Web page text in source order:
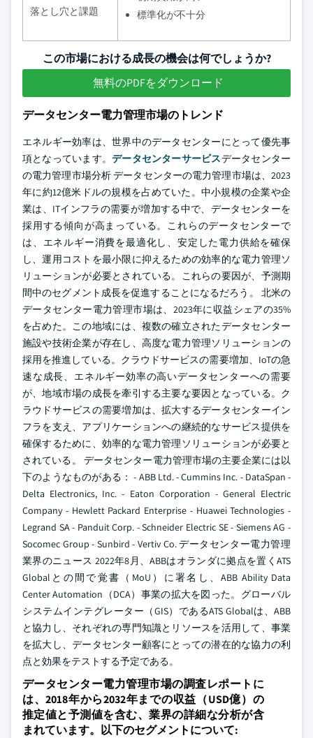
落とし穴と課題
標準化が不十分
この市場における成長の機会は何でしょうか?
無料のPDFをダウンロード
データセンター電力管理市場のトレンド
エネルギー効率は、世界中のデータセンターにとって優先事
項となっています。データセンターサービスデータセンター
の電力管理市場分析 データセンターの電力管理市場は、2023
年に約12億米ドルの規模を占めていた。中小規模の企業や企
業は、ITインフラの需要が増加する中で、データセンターを
採用する傾向が高まっている。これらのデータセンターで
は、エネルギー消費を最適化し、安定した電力供給を確保
し、運用コストを最小限に抑えるための効率的な電力管理ソ
リューションが必要とされている。これらの要因が、予測期
間中のセグメント成長を促進することになるだろう。 北米の
データセンター電力管理市場は、2023年に収益シェアの35%
を占めた。この地域には、複数の確立されたデータセンター
施設や技術企業が存在し、高度な電力管理ソリューションの
採用を推進している。クラウドサービスの需要増加、IoTの急
速な成長、エネルギー効率の高いデータセンターへの需要
が、地域市場の成長を牽引する主要な要因となっている。ク
ラウドサービスの需要増加は、拡大するデータセンターイン
フラを支え、アプリケーションへの継続的なサービス提供を
確保するために、効率的な電力管理ソリューションが必要と
されている。 データセンター電力管理市場の主要企業には以
下のようなものがある： - ABB Ltd. - Cummins Inc. - DataSpan -
Delta Electronics, Inc. - Eaton Corporation - General Electric
Company - Hewlett Packard Enterprise - Huawei Technologies -
Legrand SA - Panduit Corp. - Schneider Electric SE - Siemens AG -
Socomec Group - Sunbird - Vertiv Co. データセンター電力管理
業界のニュース 2022年8月、ABBはオランダに拠点を置くATS
Globalとの間で覚書（MoU）に署名し、ABB Ability Data
Center Automation（DCA）事業の拡大を図った。グローバル
システムインテグレーター（GIS）であるATS Globalは、ABB
と協力し、それぞれの専門知識とリソースを活用して、事業
を拡大し、データセンター顧客にとっての潜在的な協力の利
点と効果をテストする予定である。
データセンター電力管理市場の調査レポートに
は、2018年から2032年までの収益（USD億）の
推定値と予測値を含む、業界の詳細な分析が含
まれています。以下のセグメントについて: